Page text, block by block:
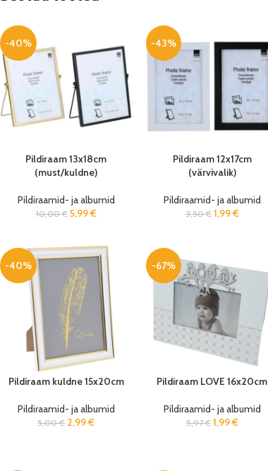
-40%
Pildiraam 13x18cm
(must/kuldne)
Pildiraamid- ja albumid
10,00€ 5,99€
-43%
Pildiraam 12x17cm
(värvivalik)
Pildiraamid- ja albumid
3,50€ 1,99€
-40%
Pildiraam kuldne 15x20cm
Pildiraamid- ja albumid
5,00€ 2,99€
-67%
Pildiraam LOVE 16x20cm
Pildiraamid- ja albumid
5,97€ 1,99€